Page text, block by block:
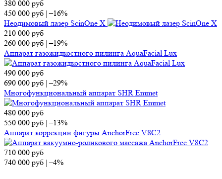
380 000 руб
450 000 руб |–16%
Неодимовый лазер ScinOne X
210 000 руб
260 000 руб |–19%
Аппарат газожидкостного пилинга AquaFacial Lux
490 000 руб
690 000 руб |–29%
Многофункциональный аппарат SHR Emmet
480 000 руб
550 000 руб |–13%
Аппарат коррекции фигуры AnchorFree V8C2
710 000 руб
740 000 руб |–4%